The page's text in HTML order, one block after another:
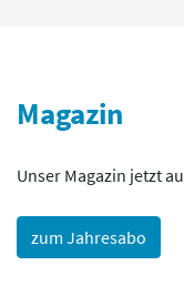
Magazin
Unser Magazin jetzt
zum Jahresabo